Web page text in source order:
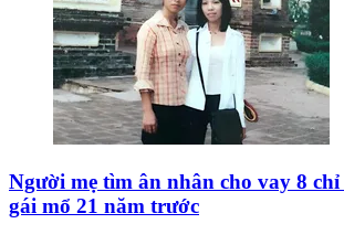
Người mẹ tìm ân nhân cho vay 8 chỉ
gái mổ 21 năm trước